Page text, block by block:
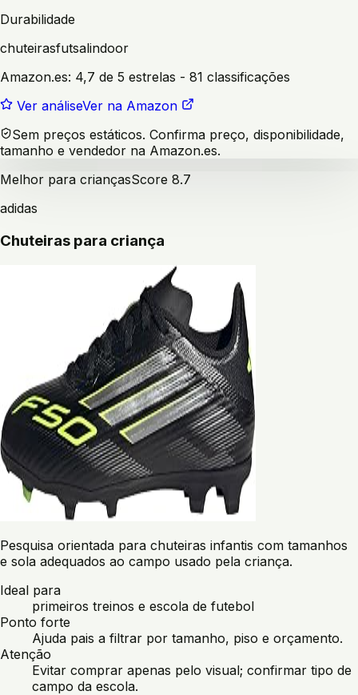
Durabilidade
chuteirasfutsalindoor
Amazon.es: 4,7 de 5 estrelas - 81 classificações
Ver análiseVer na Amazon
Sem preços estáticos. Confirma preço, disponibilidade,
tamanho e vendedor na Amazon.es.
Melhor para criançasScore 8.7
adidas
Chuteiras para criança
Pesquisa orientada para chuteiras infantis com tamanhos
e sola adequados ao campo usado pela criança.
Ideal para
primeiros treinos e escola de futebol
Ponto forte
Ajuda pais a filtrar por tamanho, piso e orçamento.
Atenção
Evitar comprar apenas pelo visual; confirmar tipo de
campo da escola.